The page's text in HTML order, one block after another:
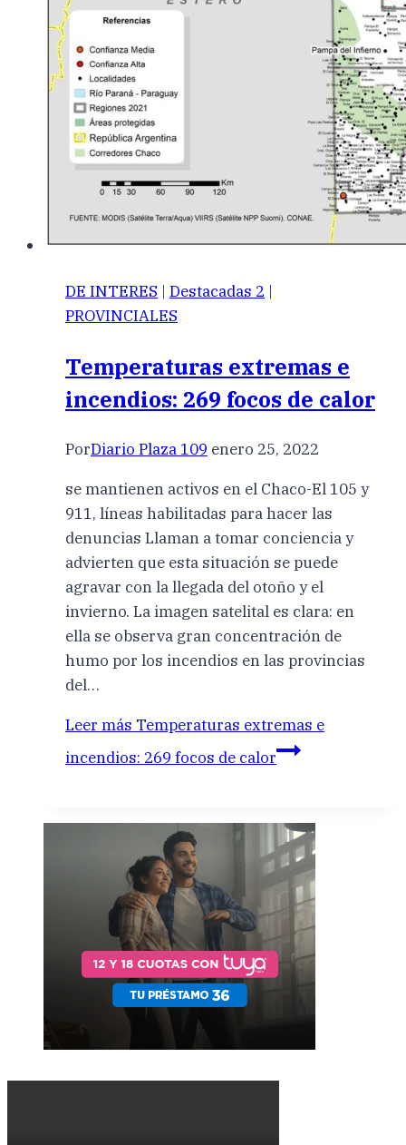
DE INTERES | Destacadas 2 |
PROVINCIALES
Temperaturas extremas e
incendios: 269 focos de calor
PorDiario Plaza 109 enero 25, 2022
se mantienen activos en el Chaco-El 105 y
911, líneas habilitadas para hacer las
denuncias Llaman a tomar conciencia y
advierten que esta situación se puede
agravar con la llegada del otoño y el
invierno. La imagen satelital es clara: en
ella se observa gran concentración de
humo por los incendios en las provincias
del…
Leer más Temperaturas extremas e
incendios: 269 focos de calor